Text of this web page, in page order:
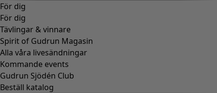
För dig
För dig
Tävlingar & vinnare
Spirit of Gudrun Magasin
Alla våra livesändningar
Kommande events
Gudrun Sjödén Club
Beställ katalog